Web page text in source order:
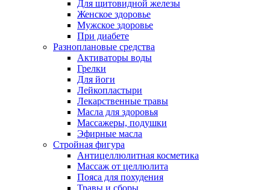
Для щитовидной железы
Женское здоровье
Мужское здоровье
При диабете
Разноплановые средства
Активаторы воды
Грелки
Для йоги
Лейкопластыри
Лекарственные травы
Масла для здоровья
Массажеры, подушки
Эфирные масла
Стройная фигура
Антицеллюлитная косметика
Массаж от целлюлита
Пояса для похудения
Травы и сборы